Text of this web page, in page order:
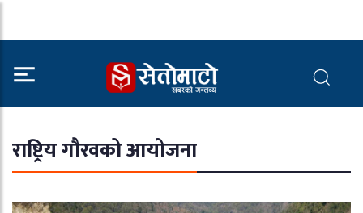
राष्ट्रिय गौरवको आयोजना